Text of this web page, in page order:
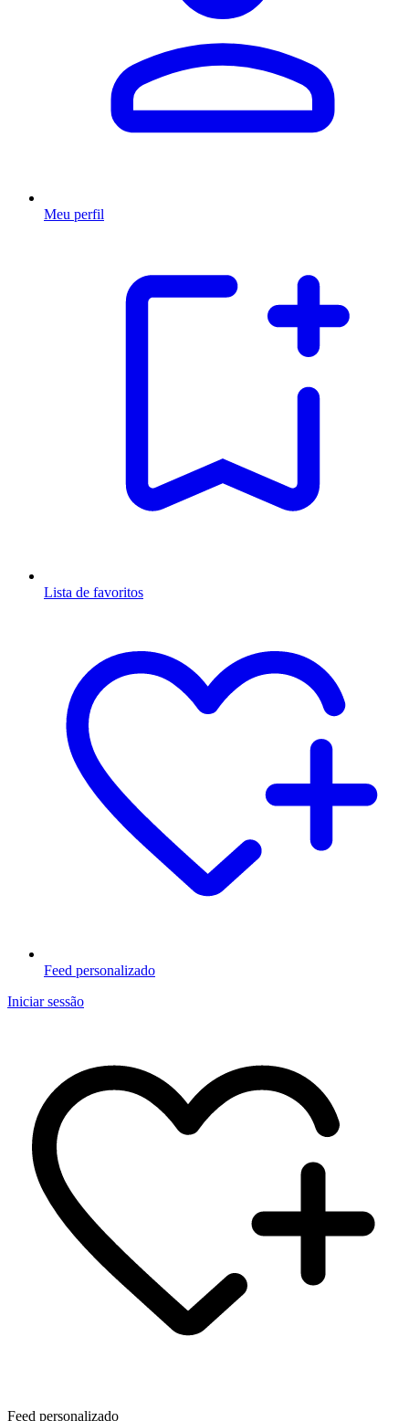
Meu perfil
Lista de favoritos
Feed personalizado
Iniciar sessão
Feed personalizado